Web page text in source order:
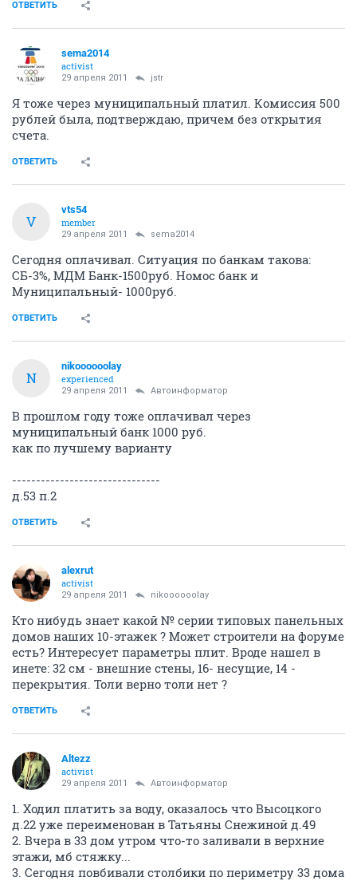
ОТВЕТИТЬ
sema2014
activist
29 апреля 2011 jstr
Я тоже через муниципальный платил. Комиссия 500
рублей была, подтверждаю, причем без открытия
счета.
ОТВЕТИТЬ
V
vts54
member
29 апреля 2011 sema2014
Сегодня оплачивал. Ситуация по банкам такова:
СБ-3%, МДМ Банк-1500руб. Номос банк и
Муниципальный- 1000руб.
ОТВЕТИТЬ
N
nikoooooolay
experienced
29 апреля 2011 Автоинформатор
В прошлом году тоже оплачивал через
муниципальный банк 1000 руб.
как по лучшему варианту
-------------------------------
д.53 п.2
ОТВЕТИТЬ
alexrut
activist
29 апреля 2011 nikoooooolay
Кто нибудь знает какой № серии типовых панельных
домов наших 10-этажек ? Может строители на форуме
есть? Интересует параметры плит. Вроде нашел в
инете: 32 см - внешние стены, 16- несущие, 14 -
перекрытия. Толи верно толи нет ?
ОТВЕТИТЬ
Altezz
activist
29 апреля 2011 Автоинформатор
1. Ходил платить за воду, оказалось что Высоцкого
д.22 уже переименован в Татьяны Снежиной д.49
2. Вчера в 33 дом утром что-то заливали в верхние
этажи, мб стяжку...
3. Сегодня повбивали столбики по периметру 33 дома